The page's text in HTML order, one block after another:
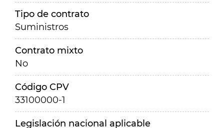
Tipo de contrato
Suministros
Contrato mixto
No
Código CPV
33100000-1
Legislación nacional aplicable